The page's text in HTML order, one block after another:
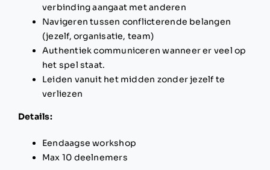
verbinding aangaat met anderen
Navigeren tussen conflicterende belangen
(jezelf, organisatie, team)
Authentiek communiceren wanneer er veel op
het spel staat.
Leiden vanuit het midden zonder jezelf te
verliezen
Details:
Eendaagse workshop
Max 10 deelnemers